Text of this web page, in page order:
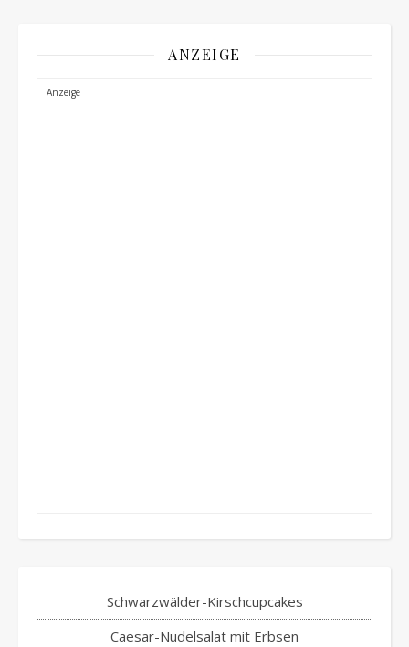
ANZEIGE
Schwarzwälder-Kirschcupcakes
Caesar-Nudelsalat mit Erbsen